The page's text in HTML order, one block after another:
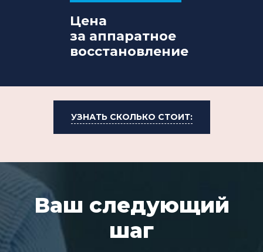
Цена
за аппаратное
восстановление
УЗНАТЬ СКОЛЬКО СТОИТ:
Ваш следующий
шаг